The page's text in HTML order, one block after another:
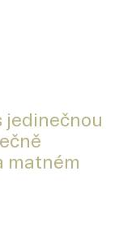
jedinečnou
matném